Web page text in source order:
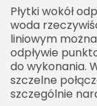
Płytki wokół
woda
liniowym
odpływie
do wykonania.
szczelne
szczególnie